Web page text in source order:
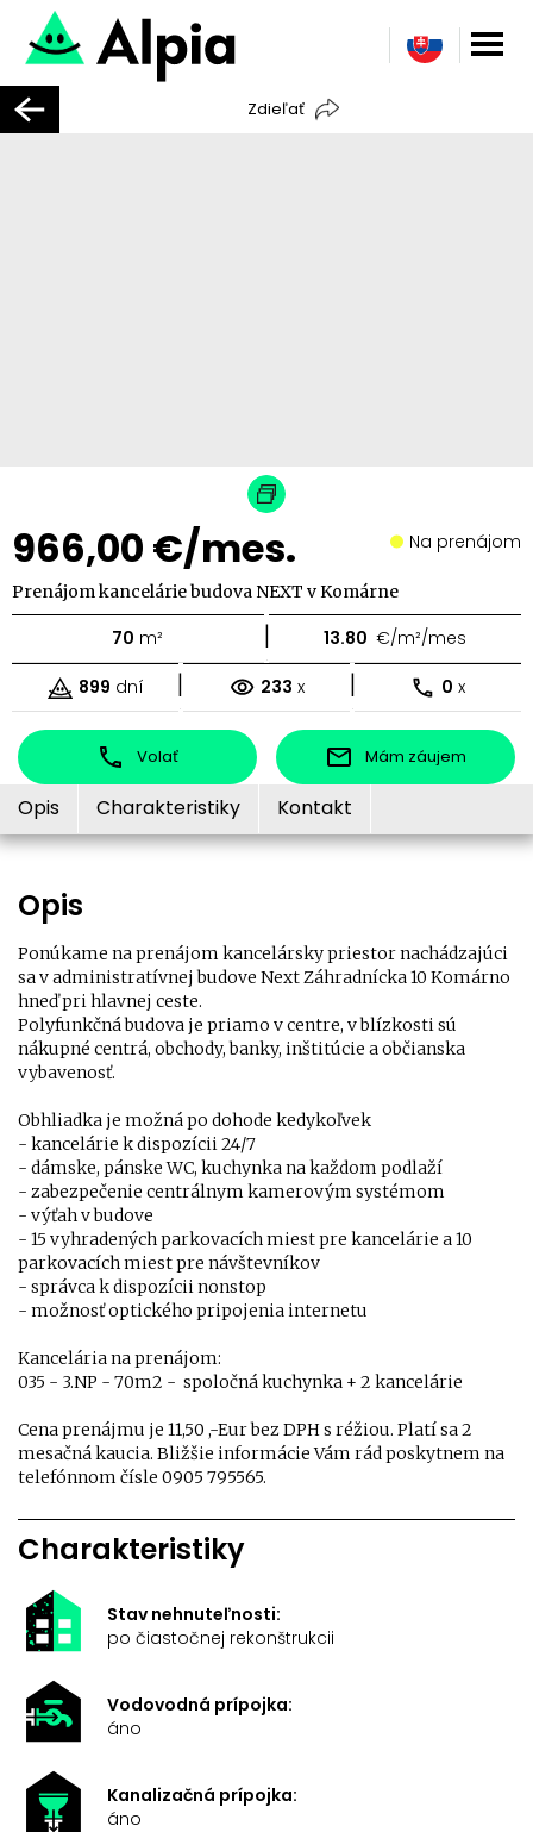
Zdieľať
966,00 €/mes. Na prenájom
Prenájom kancelárie budova NEXT v Komárne
70 m² | 13.80 €/m²/mes
899 dní | 233 x | 0 x
Volať Mám záujem
Opis Charakteristiky Kontakt
Opis
Ponúkame na prenájom kancelársky priestor nachádzajúci
sa v administratívnej budove Next Záhradnícka 10 Komárno
hneď pri hlavnej ceste.
Polyfunkčná budova je priamo v centre, v blízkosti sú
nákupné centrá, obchody, banky, inštitúcie a občianska
vybavenosť.
Obhliadka je možná po dohode kedykoľvek
- kancelárie k dispozícii 24/7
- dámske, pánske WC, kuchynka na každom podlaží
- zabezpečenie centrálnym kamerovým systémom
- výťah v budove
- 15 vyhradených parkovacích miest pre kancelárie a 10
parkovacích miest pre návštevníkov
- správca k dispozícii nonstop
- možnosť optického pripojenia internetu
Kancelária na prenájom:
035 - 3.NP - 70m2 - spoločná kuchynka + 2 kancelárie
Cena prenájmu je 11,50 ,-Eur bez DPH s réžiou. Platí sa 2
mesačná kaucia. Bližšie informácie Vám rád poskytnem na
telefónnom čísle 0905 795565.
Charakteristiky
Stav nehnuteľnosti:
po čiastočnej rekonštrukcii
Vodovodná prípojka:
áno
Kanalizačná prípojka:
áno